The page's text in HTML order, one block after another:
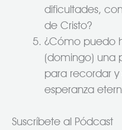
dificultades,
de Cristo?
¿Cómo puedo
(domingo) una
para recordar
esperanza
Suscríbete al Pódcast